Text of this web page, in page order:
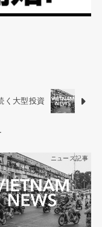
く大型投資
ニュース記事